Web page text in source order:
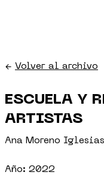
← Volver al archivo
ESCUELA Y
ARTISTAS
Ana Moreno Iglesias
Año: 2022